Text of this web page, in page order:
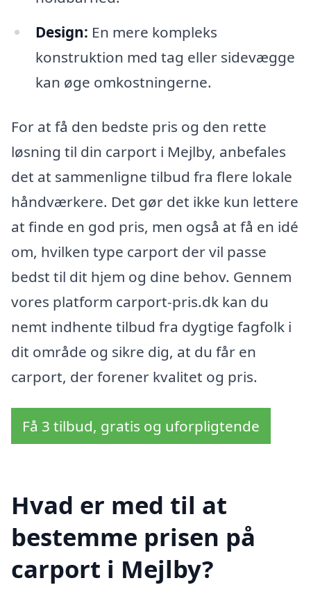
Design: En mere kompleks
konstruktion med tag eller sidevægge
kan øge omkostningerne.
For at få den bedste pris og den rette
løsning til din carport i Mejlby, anbefales
det at sammenligne tilbud fra flere lokale
håndværkere. Det gør det ikke kun lettere
at finde en god pris, men også at få en idé
om, hvilken type carport der vil passe
bedst til dit hjem og dine behov. Gennem
vores platform carport-pris.dk kan du
nemt indhente tilbud fra dygtige fagfolk i
dit område og sikre dig, at du får en
carport, der forener kvalitet og pris.
Få 3 tilbud, gratis og uforpligtende
Hvad er med til at
bestemme prisen på
carport i Mejlby?